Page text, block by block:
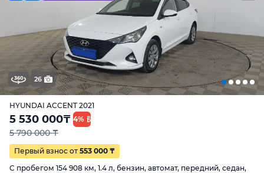
26
HYUNDAI ACCENT 2021
5 530 000₸ 4%
5 790 000 ₸
Первый взнос от 553 000 ₸
С пробегом 154 908 км, 1.4 л, бензин, автомат, передний, седан,